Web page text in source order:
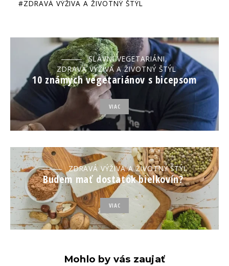
ZDRAVÁ VÝŽIVA A ŽIVOTNÝ ŠTÝL
SLÁVNI VEGETARIÁNI
ZDRAVÁ VÝŽIVA A ŽIVOTNÝ ŠTÝL
10 známych vegetariánov s bicepsom
VIAC
ZDRAVÁ VÝŽIVA A ŽIVOTNÝ ŠTÝL
Budem mať dostatok bielkovín?
VIAC
Mohlo by vás zaujať